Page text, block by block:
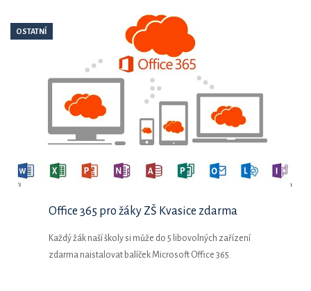
OSTATNÍ
Office 365 pro žáky ZŠ Kvasice zdarma
Každý žák naší školy si může do 5 libovolných zařízení
zdarma naistalovat balíček Microsoft Office 365.